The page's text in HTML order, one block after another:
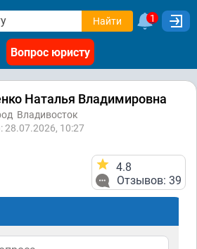
Найти 1
Вопрос юристу
Наталья Владимировна
Владивосток
28.07.2026, 10:27
4.8
Отзывов: 39